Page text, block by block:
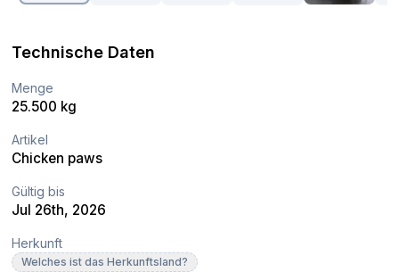
Technische Daten
Menge
25.500 kg
Artikel
Chicken paws
Gültig bis
Jul 26th, 2026
Herkunft
Welches ist das Herkunftsland?